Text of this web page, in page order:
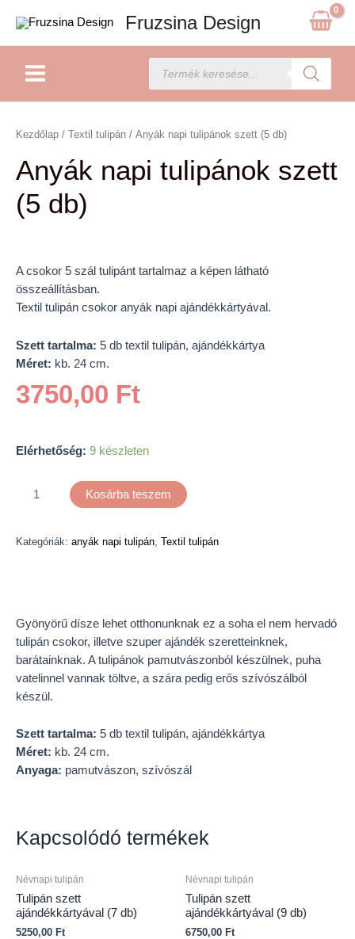
content
Fruzsina Design
Products
search
Kezdőlap / Textil tulipán / Anyák napi tulipánok szett (5 db)
Anyák napi tulipánok szett
(5 db)
A csokor 5 szál tulipánt tartalmaz a képen látható
összeállításban.
Textil tulipán csokor anyák napi ajándékkártyával.
Szett tartalma: 5 db textil tulipán, ajándékkártya
Méret: kb. 24 cm.
3750,00 Ft
Elérhetőség: 9 készleten
napi
szett
(5
db)
mennyiség
Kosárba teszem
Kategóriák: anyák napi tulipán, Textil tulipán
Gyönyörű dísze lehet otthonunknak ez a soha el nem hervadó
tulipán csokor, illetve szuper ajándék szeretteinknek,
barátainknak. A tulipánok pamutvászonból készülnek, puha
vatelinnel vannak töltve, a szára pedig erős szívószálból
készül.
Szett tartalma: 5 db textil tulipán, ajándékkártya
Méret: kb. 24 cm.
Anyaga: pamutvászon, szívószál
Kapcsolódó termékek
Névnapi tulipán
Tulipán szett
ajándékkártyával (7 db)
5250,00 Ft
Névnapi tulipán
Tulipán szett
ajándékkártyával (9 db)
6750,00 Ft